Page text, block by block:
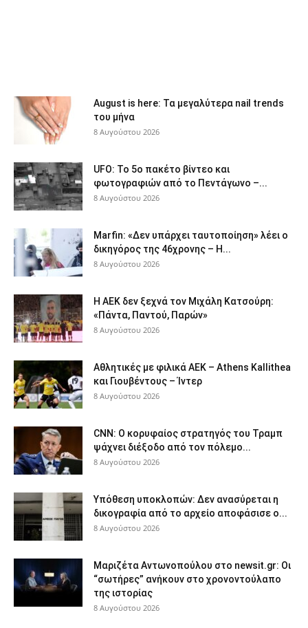
August is here: Τα μεγαλύτερα nail trends
του μήνα
8 Αυγούστου 2026
UFO: Το 5ο πακέτο βίντεο και
φωτογραφιών από το Πεντάγωνο –...
8 Αυγούστου 2026
Marfin: «Δεν υπάρχει ταυτοποίηση» λέει ο
δικηγόρος της 46χρονης – Η...
8 Αυγούστου 2026
Η ΑΕΚ δεν ξεχνά τον Μιχάλη Κατσούρη:
«Πάντα, Παντού, Παρών»
8 Αυγούστου 2026
Αθλητικές με φιλικά ΑΕΚ – Athens Kallithea
και Γιουβέντους – Ίντερ
8 Αυγούστου 2026
CNN: Ο κορυφαίος στρατηγός του Τραμπ
ψάχνει διέξοδο από τον πόλεμο...
8 Αυγούστου 2026
Υπόθεση υποκλοπών: Δεν ανασύρεται η
δικογραφία από το αρχείο αποφάσισε ο...
8 Αυγούστου 2026
Μαριζέτα Αντωνοπούλου στο newsit.gr: Οι
“σωτήρες” ανήκουν στο χρονοντούλαπο
της ιστορίας
8 Αυγούστου 2026